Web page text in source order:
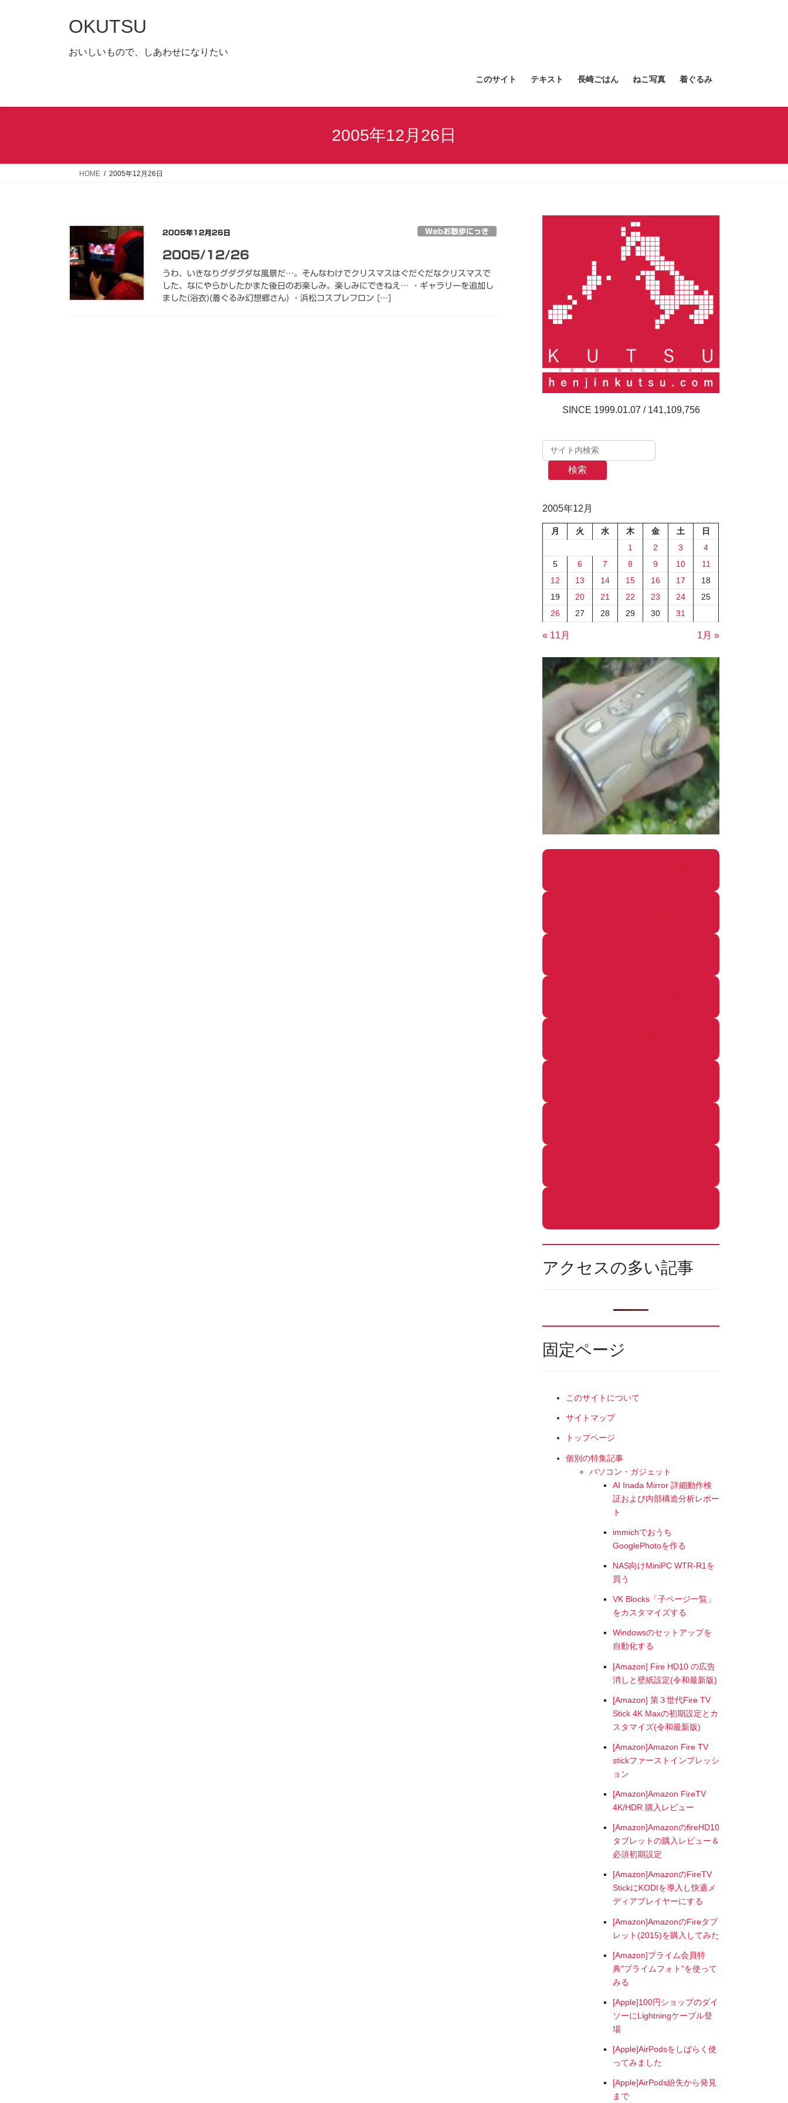
キ
に
OKUTSU
おいしいもので、しあわせになりたい
このサイト テキスト 長崎ごはん ねこ写真 着ぐるみ
2005年12月26日
HOME 2005年12月26日
2005年12月26日 Webお散歩にっき
2005/12/26
うわ、いきなりグダグダな風景だ…。そんなわけでクリスマスはぐだぐだなクリスマスで
した、なにやらかしたかまた後日のお楽しみ。楽しみにできねえ… ・ギャラリーを追加し
ました(浴衣)(着ぐるみ幻想郷さん) ・浜松コスプレフロン […]
141,109,756
検索
2005年12月
月 火 水 木 金 土
日
1
2 3
4
5
6 7 8 9 10
11
12
13 14 15 16 17
18
19
20 21 22 23 24
25
26
27 28 29 30 31
« 11月 1月 »
アクセスの多い記事
固定ページ
このサイトについて
サイトマップ
トップページ
個別の特集記事
パソコン・ガジェット
AI Inada Mirror 詳細動作検
証および内部構造分析レポー
ト
immichでおうち
GooglePhotoを作る
NAS向けMiniPC WTR-R1を
買う
VK Blocks「子ページ一覧」
をカスタマイズする
Windowsのセットアップを
自動化する
[Amazon] Fire HD10 の広告
消しと壁紙設定(令和最新版)
[Amazon] 第３世代Fire TV
Stick 4K Maxの初期設定とカ
スタマイズ(令和最新版)
[Amazon]Amazon Fire TV
stickファーストインプレッシ
ョン
[Amazon]Amazon FireTV
4K/HDR 購入レビュー
[Amazon]AmazonのfireHD10
タブレットの購入レビュー＆
必須初期設定
[Amazon]AmazonのFireTV
StickにKODIを導入し快適メ
ディアプレイヤーにする
[Amazon]AmazonのFireタブ
レット(2015)を購入してみた
[Amazon]プライム会員特
典"プライムフォト"を使って
みる
[Apple]100円ショップのダイ
ソーにLightningケーブル登
場
[Apple]AirPodsをしばらく使
ってみました
[Apple]AirPods紛失から発見
まで